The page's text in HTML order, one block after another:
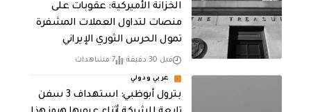
الخزانة الأميركية: عقوبات على
منصات لتداول العملات المشفرة
تمول الحرس الثوري الإيراني
قبل 30 دقيقة 7 مشاهدات
عربي ودولي
بترول أبوظبي: استهداف 3 سفن